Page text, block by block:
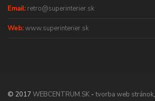
Email: retro@superinterier.sk
Web:www.superinterier.sk
© 2017 WEBCENTRUM.SK -tvorba web stránok,